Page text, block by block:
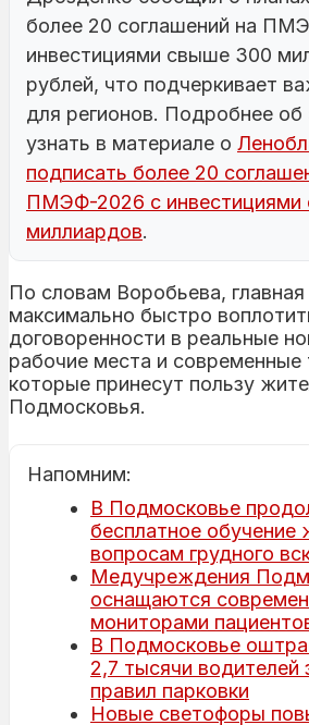
более 20 соглашений на
инвестициями свыше 300
рублей, что подчеркивает
для регионов. Подробнее
узнать в материале о
подписать более 20
ПМЭФ-2026 с инвестициями
миллиардов.
По словам Воробьева,
максимально быстро
договоренности в реальные
рабочие места и современные
которые принесут пользу
Подмосковья.
Напомним:
В Подмосковье
бесплатное обучение
вопросам грудного
Медучреждения
оснащаются
мониторами
В Подмосковье
2,7 тысячи водителей
правил парковки
Новые светофоры